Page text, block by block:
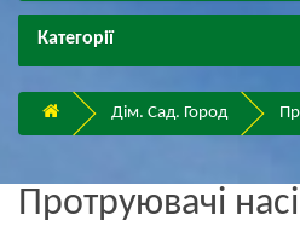
Категорії
Дім. Сад. Город
Протруювачі